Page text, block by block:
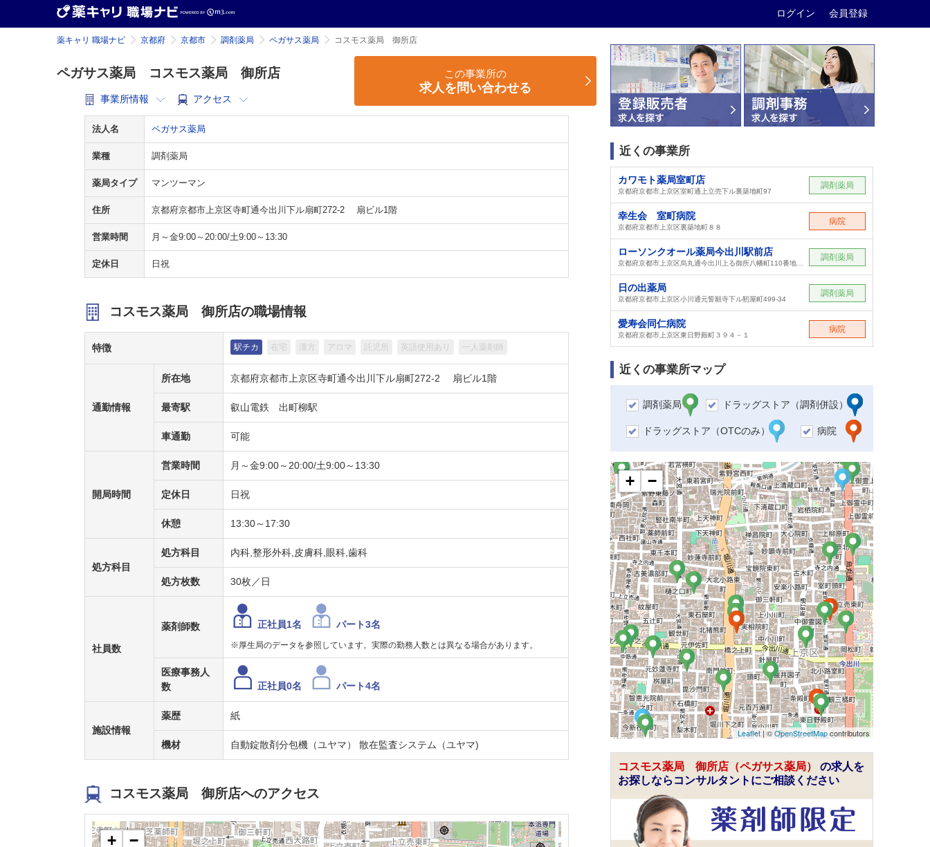
ログイン 会員登録
薬キャリ 職場ナビ 京都府 京都市 調剤薬局 ペガサス薬局 コスモス薬局 御所店
ペガサス薬局 コスモス薬局 御所店
事業所情報 アクセス
この事業所の
求人を問い合わせる
法人名 ペガサス薬局
業種 調剤薬局
薬局タイプ マンツーマン
住所 京都府京都市上京区寺町通今出川下ル扇町272-2 扇ビル1階
営業時間 月～金9:00～20:00/土9:00～13:30
定休日 日祝
コスモス薬局 御所店の職場情報
特徴 駅チカ 在宅 漢方 アロマ 託児所 英語使用あり 一人薬剤師
通勤情報
所在地 京都府京都市上京区寺町通今出川下ル扇町272-2 扇ビル1階
最寄駅 叡山電鉄 出町柳駅
車通勤 可能
開局時間
営業時間 月～金9:00～20:00/土9:00～13:30
定休日 日祝
休憩 13:30～17:30
処方科目
処方科目 内科,整形外科,皮膚科,眼科,歯科
処方枚数 30枚／日
社員数
薬剤師数 正社員1名 パート3名
※厚生局のデータを参照しています。実際の勤務人数とは異なる場合があります。
医療事務人
数
正社員0名 パート4名
施設情報
薬歴 紙
機材 自動錠散剤分包機（ユヤマ） 散在監査システム（ユヤマ)
コスモス薬局 御所店へのアクセス
+ −
近くの事業所
カワモト薬局室町店
京都府京都市上京区室町通上立売下ル裏築地町97
調剤薬局
幸生会 室町病院
京都府京都市上京区裏築地町８８
病院
ローソンクオール薬局今出川駅前店 調剤薬局
日の出薬局
京都府京都市上京区小川通元誓願寺下ル靭屋町499-34
調剤薬局
愛寿会同仁病院
京都府京都市上京区東日野殿町３９４－１
病院
近くの事業所マップ
調剤薬局 ドラッグストア（調剤併設）
ドラッグストア（OTCのみ） 病院
+ −
Leaflet| ©OpenStreetMapcontributors
コスモス薬局 御所店（ペガサス薬局） の求人を
お探しならコンサルタントにご相談ください